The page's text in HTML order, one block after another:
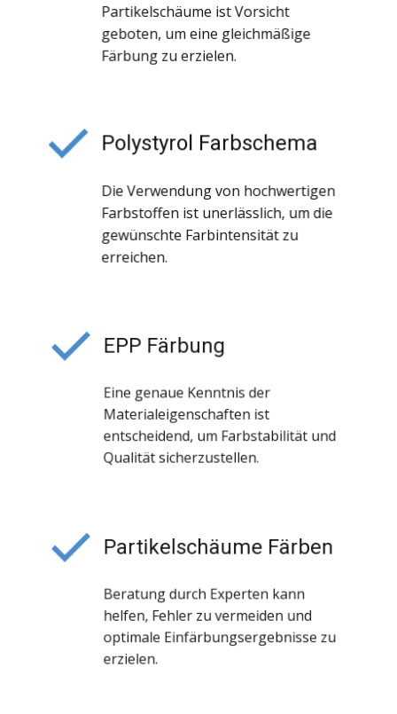
Partikelschäume ist Vorsicht
geboten, um eine gleichmäßige
Färbung zu erzielen.
Polystyrol Farbschema
Die Verwendung von hochwertigen
Farbstoffen ist unerlässlich, um die
gewünschte Farbintensität zu
erreichen.
EPP Färbung
Eine genaue Kenntnis der
Materialeigenschaften ist
entscheidend, um Farbstabilität und
Qualität sicherzustellen.
Partikelschäume Färben
Beratung durch Experten kann
helfen, Fehler zu vermeiden und
optimale Einfärbungsergebnisse zu
erzielen.